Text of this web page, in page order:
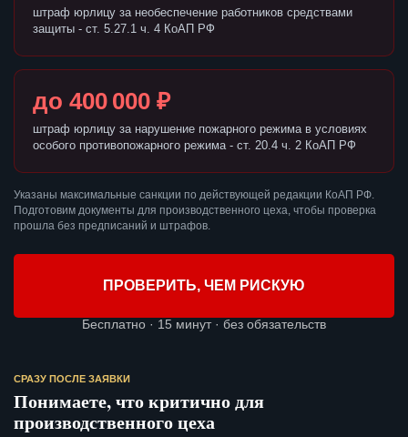
штраф юрлицу за необеспечение работников средствами
защиты - ст. 5.27.1 ч. 4 КоАП РФ
до 400 000 ₽
штраф юрлицу за нарушение пожарного режима в условиях
особого противопожарного режима - ст. 20.4 ч. 2 КоАП РФ
Указаны максимальные санкции по действующей редакции КоАП РФ.
Подготовим документы для производственного цеха, чтобы проверка
прошла без предписаний и штрафов.
ПРОВЕРИТЬ, ЧЕМ РИСКУЮ
Бесплатно · 15 минут · без обязательств
СРАЗУ ПОСЛЕ ЗАЯВКИ
Понимаете, что критично для
производственного цеха